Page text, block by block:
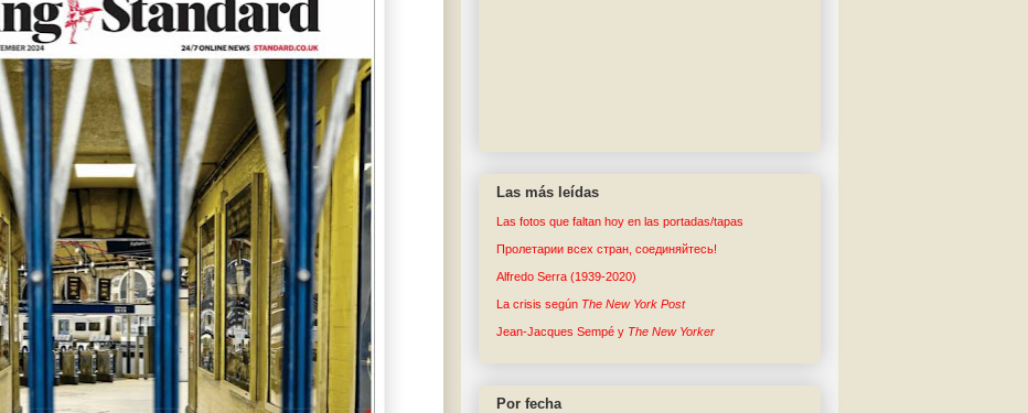
Las más leídas
Las fotos que faltan hoy en las portadas/tapas
Пролетарии всех стран, соединяйтесь!
Alfredo Serra (1939-2020)
La crisis según The New York Post
Jean-Jacques Sempé y The New Yorker
Por fecha